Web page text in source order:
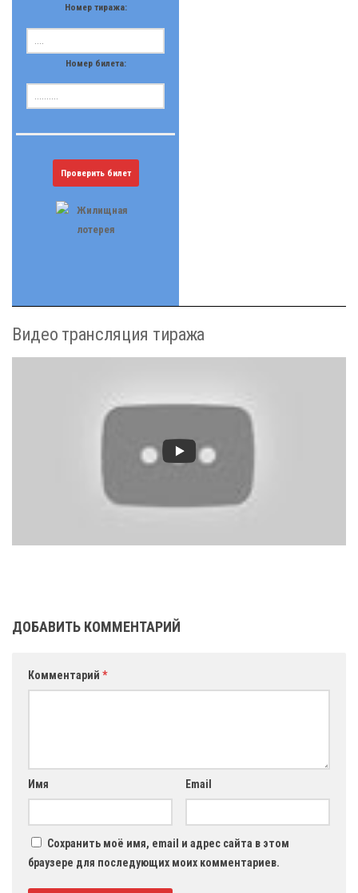
Номер тиража:
Номер билета:
Проверить билет
Видео трансляция тиража
ДОБАВИТЬ КОММЕНТАРИЙ
Комментарий *
Имя Email
Сохранить моё имя, email и адрес сайта в этом
браузере для последующих моих комментариев.